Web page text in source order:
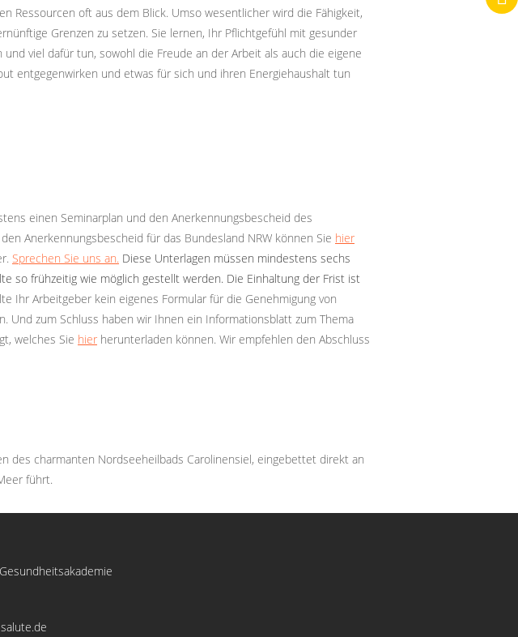
Ressourcen oft aus dem Blick. Umso wesentlicher wird die Fähigkeit,
Grenzen zu setzen. Sie lernen, Ihr Pflichtgefühl mit gesunder
viel dafür tun, sowohl die Freude an der Arbeit als auch die eigene
entgegenwirken und etwas für sich und ihren Energiehaushalt tun
einen Seminarplan und den Anerkennungsbescheid des
Anerkennungsbescheid für das Bundesland NRW können Sie hier
Sprechen Sie uns an. Diese Unterlagen müssen mindestens sechs
so frühzeitig wie möglich gestellt werden. Die Einhaltung der Frist ist
Ihr Arbeitgeber kein eigenes Formular für die Genehmigung von
Und zum Schluss haben wir Ihnen ein Informationsblatt zum Thema
welches Sie hier herunterladen können. Wir empfehlen den Abschluss
des charmanten Nordseeheilbads Carolinensiel, eingebettet direkt an
führt.